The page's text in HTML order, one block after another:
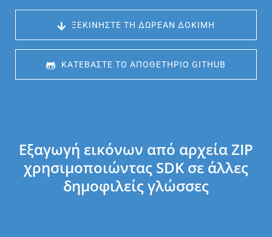
ΞΕΚΙΝΉΣΤΕ ΤΗ ΔΩΡΕΆΝ ΔΟΚΙΜΉ
ΚΑΤΕΒΆΣΤΕ ΤΟ ΑΠΟΘΕΤΉΡΙΟ GITHUB
Εξαγωγή εικόνων από αρχεία ZIP
χρησιμοποιώντας SDK σε άλλες
δημοφιλείς γλώσσες